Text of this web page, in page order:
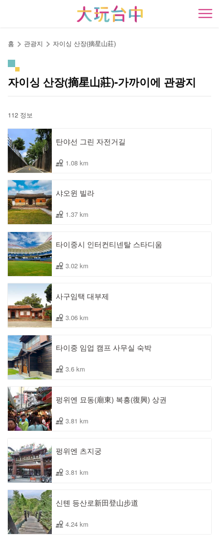
開
홈 관광지 자이싱 산장(摘星山莊)
자이싱 산장(摘星山莊)-가까이에 관광지
112 정보
탄야선 그린 자전거길
1.08 km
샤오윈 빌라
1.37 km
타이중시 인터컨티넨탈 스타디움
3.02 km
사구임택 대부제
3.06 km
타이중 임업 캠프 사무실 숙박
3.6 km
펑위엔 묘동(廟東) 복흥(復興) 상권
3.81 km
펑위엔 츠지궁
3.81 km
신톈 등산로新田登山步道
4.24 km